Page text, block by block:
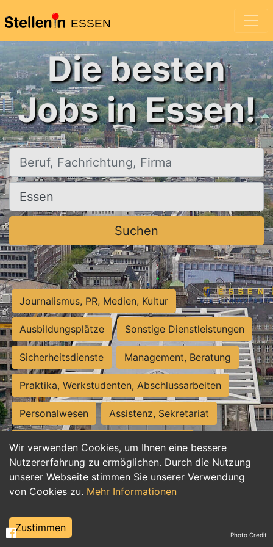
ESSEN
Wir verwenden Cookies, um Ihnen eine bessere
Nutzererfahrung zu ermöglichen. Durch die Nutzung
unserer Webseite stimmen Sie unserer Verwendung
von Cookies zu. Mehr Informationen
Zustimmen
Die besten
Jobs in Essen!
Beruf, Fachrichtung, Firma
Ort, Stadt
Suchen
Journalismus, PR, Medien, Kultur
Ausbildungsplätze Sonstige Dienstleistungen
Sicherheitsdienste Management, Beratung
Praktika, Werkstudenten, Abschlussarbeiten
Personalwesen Assistenz, Sekretariat
Hilfskräfte, Aushilfs- und Nebenjobs
Einkauf, Logistik, Materialwirtschaft
Weiterbildung, Studium, duale Ausbildung
Tourismus
Photo Credit